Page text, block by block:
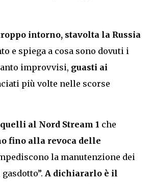
intorno, stavolta la Russia
e spiega a cosa sono dovuti i
improvvisi, guasti ai
più volte nelle scorse
al Nord Stream 1 che
fino alla revoca delle
la manutenzione dei
A dichiararlo è il